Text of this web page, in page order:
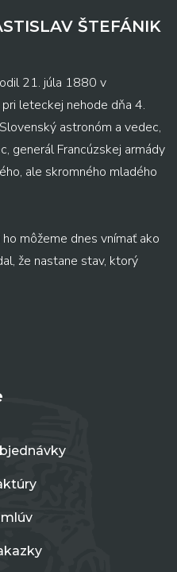
ŠTEFÁNIK
21. júla 1880 v
leteckej nehode dňa 4.
astronóm a vedec,
generál Francúzskej armády
ale skromného mladého
môžeme dnes vnímať ako
že nastane stav, ktorý